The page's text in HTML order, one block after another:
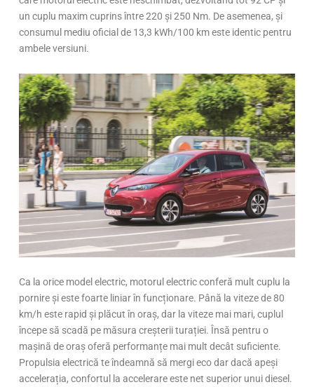
un cuplu maxim cuprins între 220 și 250 Nm. De asemenea, și
consumul mediu oficial de 13,3 kWh/100 km este identic pentru
ambele versiuni.
Ca la orice model electric, motorul electric conferă mult cuplu la
pornire și este foarte liniar în funcționare. Până la viteze de 80
km/h este rapid și plăcut în oraș, dar la viteze mai mari, cuplul
începe să scadă pe măsura creșterii turației. Însă pentru o
mașină de oraș oferă performanțe mai mult decât suficiente.
Propulsia electrică te îndeamnă să mergi eco dar dacă apeși
accelerația, confortul la accelerare este net superior unui diesel.